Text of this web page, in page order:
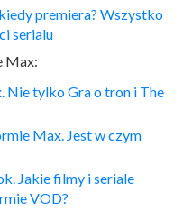
premiera? Wszystko
serialu
Max:
Nie tylko Gra o tron i The
Max. Jest w czym
Jakie filmy i seriale
VOD?